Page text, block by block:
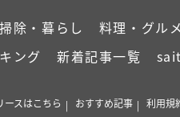
掃除・暮らし 料理・グルメ
ング 新着記事一覧
ースはこちら おすすめ記事 利用規